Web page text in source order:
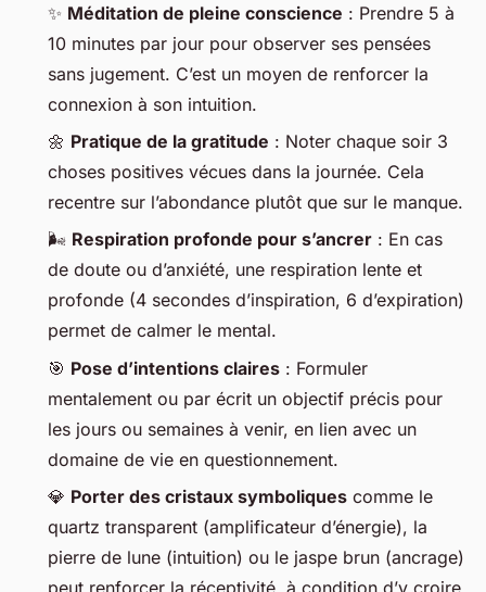
✨ Méditation de pleine conscience : Prendre 5 à
10 minutes par jour pour observer ses pensées
sans jugement. C’est un moyen de renforcer la
connexion à son intuition.
🌼 Pratique de la gratitude : Noter chaque soir 3
choses positives vécues dans la journée. Cela
recentre sur l’abondance plutôt que sur le manque.
🌬️ Respiration profonde pour s’ancrer : En cas
de doute ou d’anxiété, une respiration lente et
profonde (4 secondes d’inspiration, 6 d’expiration)
permet de calmer le mental.
🎯 Pose d’intentions claires : Formuler
mentalement ou par écrit un objectif précis pour
les jours ou semaines à venir, en lien avec un
domaine de vie en questionnement.
💎 Porter des cristaux symboliques comme le
quartz transparent (amplificateur d’énergie), la
pierre de lune (intuition) ou le jaspe brun (ancrage)